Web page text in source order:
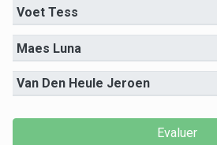
Voet Tess
Maes Luna
Van Den Heule Jeroen